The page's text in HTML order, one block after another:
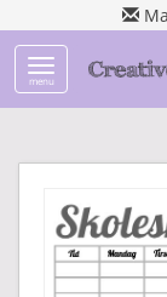
menu